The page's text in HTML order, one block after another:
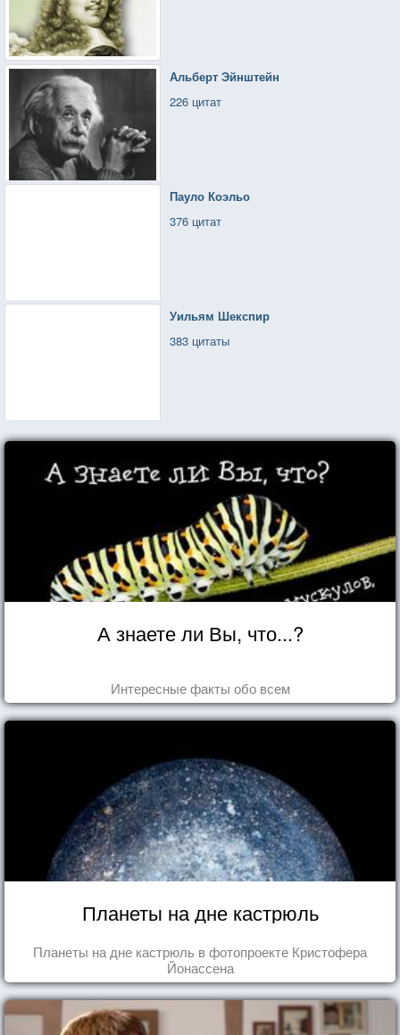
Альберт Эйнштейн
226 цитат
Пауло Коэльо
376 цитат
Уильям Шекспир
383 цитаты
А знаете ли Вы, что...?
Интересные факты обо всем
Планеты на дне кастрюль
Планеты на дне кастрюль в фотопроекте Кристофера
Йонассена